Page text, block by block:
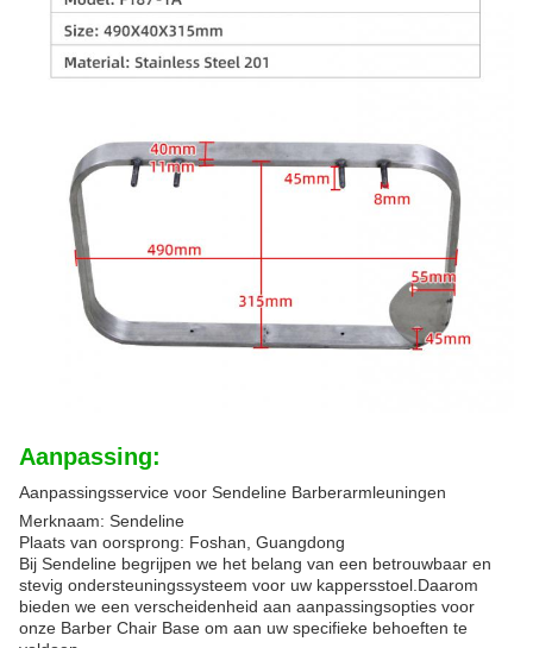
Aanpassing:
Aanpassingsservice voor Sendeline Barberarmleuningen
Merknaam: Sendeline
Plaats van oorsprong: Foshan, Guangdong
Bij Sendeline begrijpen we het belang van een betrouwbaar en
stevig ondersteuningssysteem voor uw kappersstoel.Daarom
bieden we een verscheidenheid aan aanpassingsopties voor
onze Barber Chair Base om aan uw specifieke behoeften te